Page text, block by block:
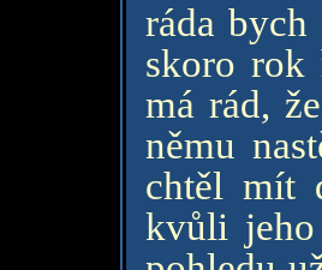
ráda
skoro rok
má rád,
němu
chtěl mít
kvůli